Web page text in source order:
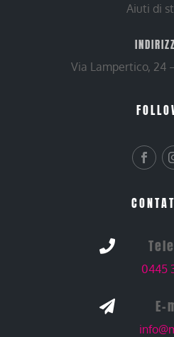
Aiuti di
Via Lampertico, 24

0445
 E-